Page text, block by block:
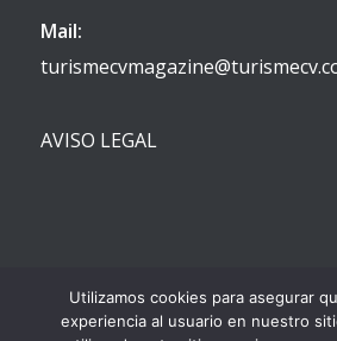
Mail:
AVISO LEGAL
Utilizamos cookies para asegurar
experiencia al usuario en nuestro